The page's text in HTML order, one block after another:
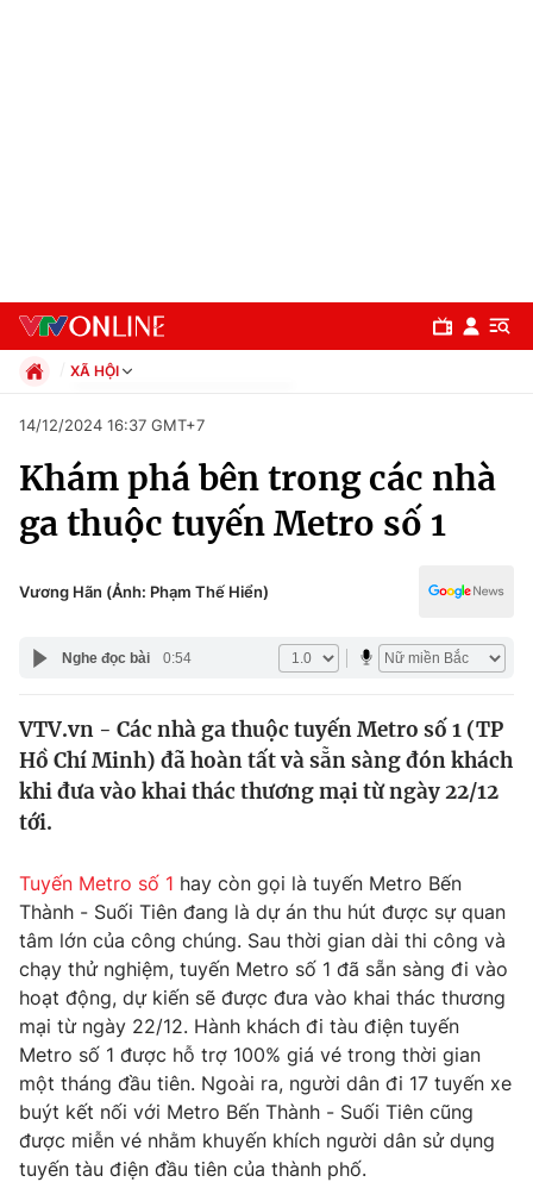
Chuyên mục
Chính trị
Xã hội
Y tế
Thế giới
Thế giới đó đây
Câu chuyện quốc tế
Kinh tế
Tài chính
Thị trường
Góc doanh nghiệp
Dữ liệu và đời sống
Truyền hình
Phim VTV
Hậu trường
Nhân vật
Giải trí
Điện ảnh
Đời sống
XÃ HỘI
Xã hội
Pháp luật
Kinh tế
Thể thao
Văn hóa - Giải trí
Đời sống
Giáo dục
14/12/2024 16:37 GMT+7
Khám phá bên trong các nhà
ga thuộc tuyến Metro số 1
Vương Hãn (Ảnh: Phạm Thế Hiển)
Nghe đọc bài 0:54
VTV.vn - Các nhà ga thuộc tuyến Metro số 1 (TP
Hồ Chí Minh) đã hoàn tất và sẵn sàng đón khách
khi đưa vào khai thác thương mại từ ngày 22/12
tới.
Tuyến Metro số 1 hay còn gọi là tuyến Metro Bến
Thành - Suối Tiên đang là dự án thu hút được sự quan
tâm lớn của công chúng. Sau thời gian dài thi công và
chạy thử nghiệm, tuyến Metro số 1 đã sẵn sàng đi vào
hoạt động, dự kiến sẽ được đưa vào khai thác thương
mại từ ngày 22/12. Hành khách đi tàu điện tuyến
Metro số 1 được hỗ trợ 100% giá vé trong thời gian
một tháng đầu tiên. Ngoài ra, người dân đi 17 tuyến xe
buýt kết nối với Metro Bến Thành - Suối Tiên cũng
được miễn vé nhằm khuyến khích người dân sử dụng
tuyến tàu điện đầu tiên của thành phố.